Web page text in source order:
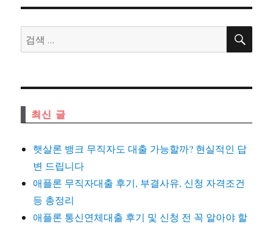
검
색:
검
최신 글
햇살론 뱅크 무직자도 대출 가능할까? 현실적인 답
변 드립니다
애플론 무직자대출 후기, 부결사유, 신청 자격조건
등 총정리
애플론 통신연체대출 후기 및 신청 전 꼭 알아야 할